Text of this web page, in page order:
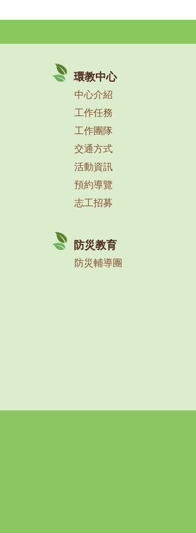
環教中心
中心介紹
工作任務
工作團隊
交通方式
活動資訊
預約導覽
志工招募
防災教育
防災輔導團